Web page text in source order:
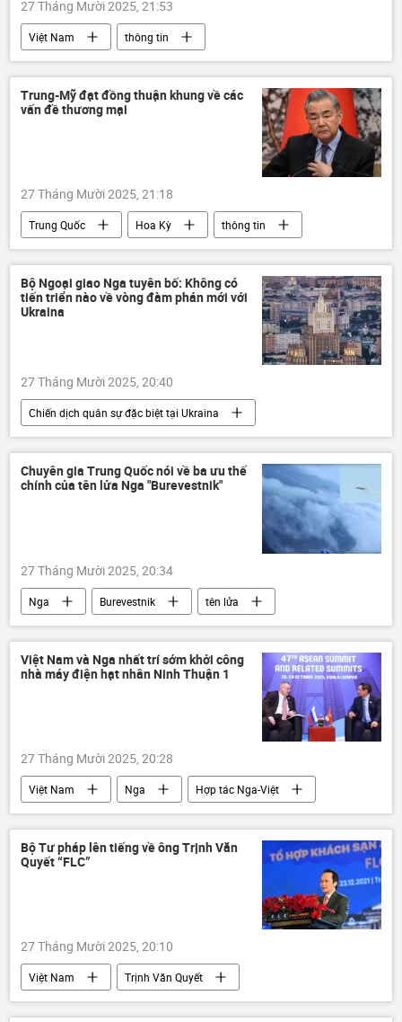
quan hệ
27 Tháng Mười 2025, 21:53
Việt Nam
thông tin
Phan Văn Giang
Quốc hội
Pháp luật
Bộ Quốc phòng Việt Nam
Quốc hội Việt Nam
Trung-Mỹ đạt đồng thuận khung về các
vấn đề thương mại
27 Tháng Mười 2025, 21:18
Trung Quốc Hoa Kỳ
thông tin
Donald Trump
Thế giới
Chính trị
phương Tây
Vương Nghị
Bộ Ngoại giao Trung Quốc
Kinh tế
Bộ Ngoại giao Nga tuyên bố: Không có
tiến triển nào về vòng đàm phán mới với
Ukraina
27 Tháng Mười 2025, 20:40
Chiến dịch quân sự đặc biệt tại Ukraina
Nga
Bộ Ngoại giao Nga
Cuộc khủng hoảng ở Ukraina
Ukraina
Thế giới
Cuộc gặp giữa Vladimir Putin và Donald Trump tại Alaska
Chuyên gia Trung Quốc nói về ba ưu thế
chính của tên lửa Nga "Burevestnik"
27 Tháng Mười 2025, 20:34
Nga Burevestnik
tên lửa
Valery Gerasimov
Thế giới
Vladimir Putin
Quan điểm-Ý kiến
Quân sự
Hoa Kỳ
Trung Quốc
Việt Nam và Nga nhất trí sớm khởi công
nhà máy điện hạt nhân Ninh Thuận 1
27 Tháng Mười 2025, 20:28
Việt Nam Nga
Hợp tác Nga-Việt
năng lượng hạt nhân
năng lượng
nhà máy điện hạt nhân
Ninh Thuận
Ninh Thuận-1
Bộ Tư pháp lên tiếng về ông Trịnh Văn
Quyết “FLC”
27 Tháng Mười 2025, 20:10
Việt Nam
Trịnh Văn Quyết
Bộ Tư pháp
thông tin Pháp luật